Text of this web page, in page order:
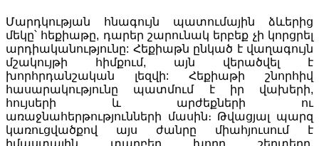
Մարդկության հնագույն պատումային ձևերից
մեկը՝ հեքիաթը, դարեր շարունակ երբեք չի կորցրել
արդիականությունը: Հեքիաթն ընկած է վաղագույն
մշակույթի հիմքում, այն վերածվել է
խորհրդանշական լեզվի: Հեքիաթի շնորհիվ
հասարակությունը պատմում է իր վախերի,
հույսերի և արժեքների ու
առաջնահերթությունների մասին։ Թվացյալ պարզ
կառուցվածքով այս ժանրը միահյուսում է
իմաստային տարբեր խորը շերտերը,